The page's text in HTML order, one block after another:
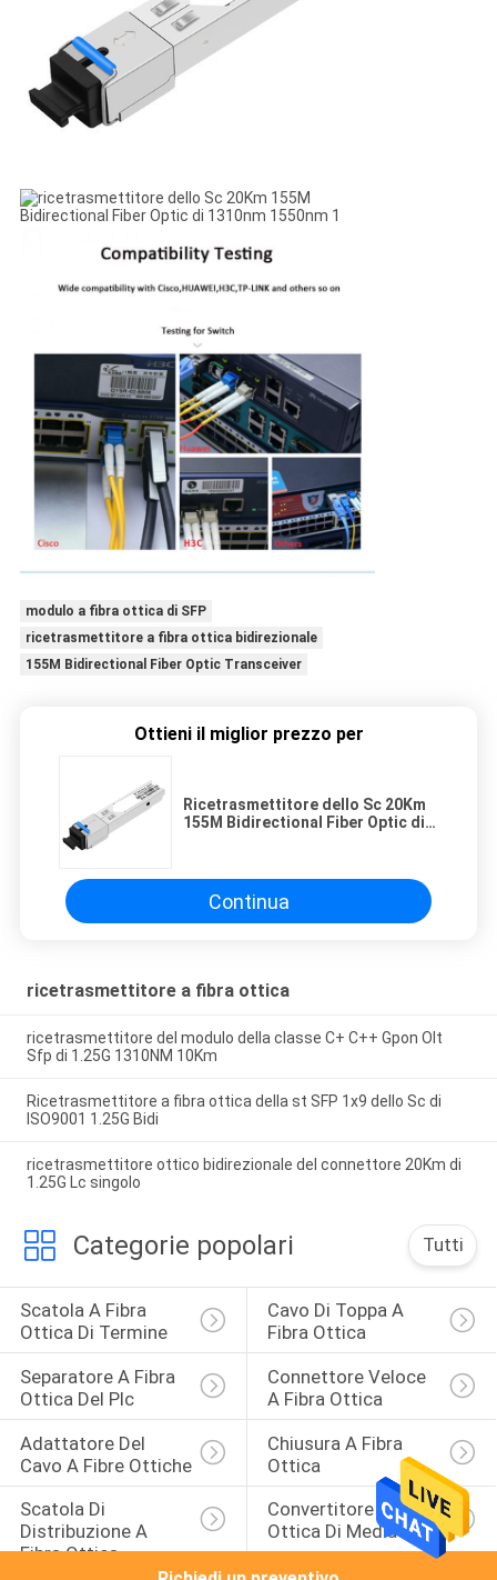
modulo a fibra ottica di SFP
ricetrasmettitore a fibra ottica bidirezionale
155M Bidirectional Fiber Optic Transceiver
Ottieni il miglior prezzo per
Ricetrasmettitore dello Sc 20Km
155M Bidirectional Fiber Optic di
Continua
ricetrasmettitore a fibra ottica
ricetrasmettitore del modulo della classe C+ C++ Gpon Olt
Sfp di 1.25G 1310NM 10Km
Ricetrasmettitore a fibra ottica della st SFP 1x9 dello Sc di
ISO9001 1.25G Bidi
ricetrasmettitore ottico bidirezionale del connettore 20Km di
1.25G Lc singolo
Categorie popolari Tutti
Scatola A Fibra
Ottica Di Termine
Cavo Di Toppa A
Fibra Ottica
Separatore A Fibra
Ottica Del Plc
Connettore Veloce
A Fibra Ottica
Adattatore Del
Cavo A Fibre Ottiche
Chiusura A Fibra
Ottica
Scatola Di
Distribuzione A
Fibra Ottica
Convertitore A Fibra
Ottica Di Media